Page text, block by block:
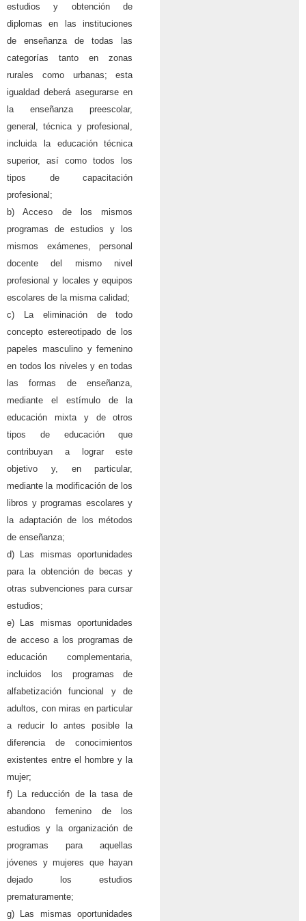
estudios y obtención de
diplomas en las instituciones
de enseñanza de todas las
categorías tanto en zonas
rurales como urbanas; esta
igualdad deberá asegurarse en
la enseñanza preescolar,
general, técnica y profesional,
incluida la educación técnica
superior, así como todos los
tipos de capacitación
profesional;
b) Acceso de los mismos
programas de estudios y los
mismos exámenes, personal
docente del mismo nivel
profesional y locales y equipos
escolares de la misma calidad;
c) La eliminación de todo
concepto estereotipado de los
papeles masculino y femenino
en todos los niveles y en todas
las formas de enseñanza,
mediante el estímulo de la
educación mixta y de otros
tipos de educación que
contribuyan a lograr este
objetivo y, en particular,
mediante la modificación de los
libros y programas escolares y
la adaptación de los métodos
de enseñanza;
d) Las mismas oportunidades
para la obtención de becas y
otras subvenciones para cursar
estudios;
e) Las mismas oportunidades
de acceso a los programas de
educación complementaria,
incluidos los programas de
alfabetización funcional y de
adultos, con miras en particular
a reducir lo antes posible la
diferencia de conocimientos
existentes entre el hombre y la
mujer;
f) La reducción de la tasa de
abandono femenino de los
estudios y la organización de
programas para aquellas
jóvenes y mujeres que hayan
dejado los estudios
prematuramente;
g) Las mismas oportunidades